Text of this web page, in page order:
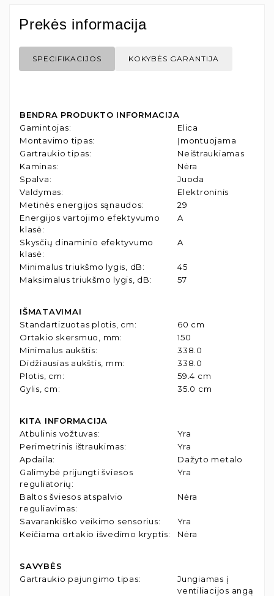
Prekės informacija
SPECIFIKACIJOS KOKYBĖS GARANTIJA
BENDRA PRODUKTO INFORMACIJA
Gamintojas:
Elica
Montavimo tipas:
Įmontuojama
Gartraukio tipas:
Neištraukiamas
Kaminas:
Nėra
Spalva:
Juoda
Valdymas:
Elektroninis
Metinės energijos sąnaudos:
29
Energijos vartojimo efektyvumo
klasė:
A
Skysčių dinaminio efektyvumo
klasė:
A
Minimalus triukšmo lygis, dB:
45
Maksimalus triukšmo lygis, dB: 57
IŠMATAVIMAI
Standartizuotas plotis, cm:
60 cm
Ortakio skersmuo, mm:
150
Minimalus aukštis:
338.0
Didžiausias aukštis, mm:
338.0
Plotis, cm:
59.4 cm
Gylis, cm: 35.0 cm
KITA INFORMACIJA
Atbulinis vožtuvas:
Yra
Perimetrinis ištraukimas:
Yra
Apdaila:
Dažyto metalo
Galimybė prijungti šviesos
reguliatorių:
Yra
Baltos šviesos atspalvio
reguliavimas:
Nėra
Savarankiško veikimo sensorius:
Yra
Keičiama ortakio išvedimo kryptis: Nėra
SAVYBĖS
Gartraukio pajungimo tipas:
Jungiamas į
ventiliacijos angą